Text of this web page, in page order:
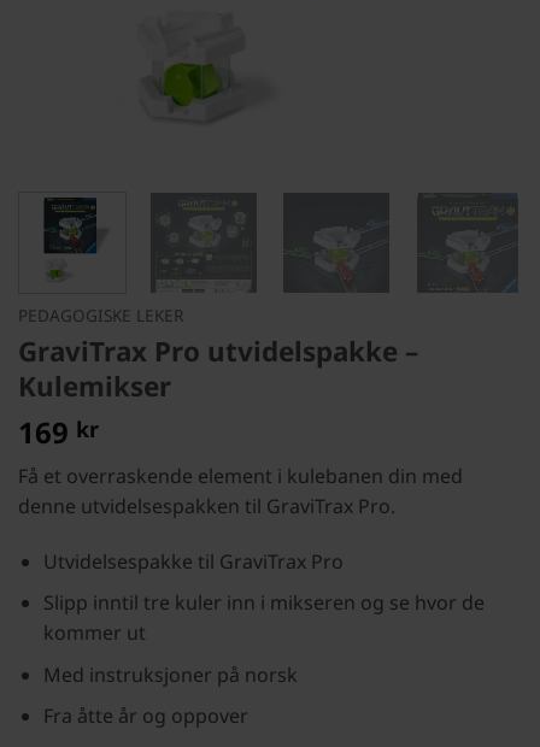
PEDAGOGISKE LEKER
GraviTrax Pro utvidelspakke –
Kulemikser
169 kr
Få et overraskende element i kulebanen din med
denne utvidelsespakken til GraviTrax Pro.
Utvidelsespakke til GraviTrax Pro
Slipp inntil tre kuler inn i mikseren og se hvor de
kommer ut
Med instruksjoner på norsk
Fra åtte år og oppover